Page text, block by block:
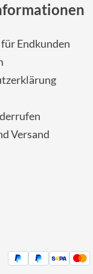
Endkunden
Versand